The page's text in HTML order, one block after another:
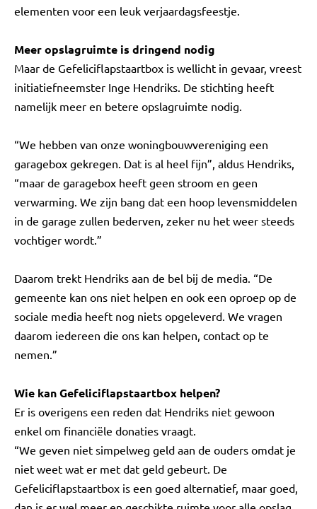
elementen voor een leuk verjaardagsfeestje.
Meer opslagruimte is dringend nodig
Maar de Gefeliciflapstaartbox is wellicht in gevaar, vreest
initiatiefneemster Inge Hendriks. De stichting heeft
namelijk meer en betere opslagruimte nodig.
“We hebben van onze woningbouwvereniging een
garagebox gekregen. Dat is al heel fijn”, aldus Hendriks,
“maar de garagebox heeft geen stroom en geen
verwarming. We zijn bang dat een hoop levensmiddelen
in de garage zullen bederven, zeker nu het weer steeds
vochtiger wordt.”
Daarom trekt Hendriks aan de bel bij de media. “De
gemeente kan ons niet helpen en ook een oproep op de
sociale media heeft nog niets opgeleverd. We vragen
daarom iedereen die ons kan helpen, contact op te
nemen.”
Wie kan Gefeliciflapstaartbox helpen?
Er is overigens een reden dat Hendriks niet gewoon
enkel om financiële donaties vraagt.
“We geven niet simpelweg geld aan de ouders omdat je
niet weet wat er met dat geld gebeurt. De
Gefeliciflapstaartbox is een goed alternatief, maar goed,